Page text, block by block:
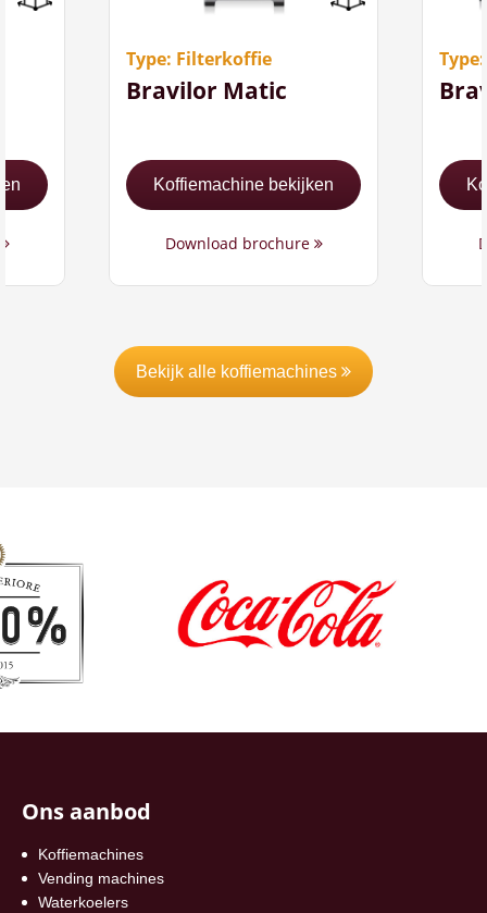
Met vaste
120 koppen koffie per
uur
Type: Filterkoffie
Bravilor Matic
Koffiemachine bekijken
Download brochure
Bekijk alle koffiemachines
Ons aanbod
Koffiemachines
Vending machines
Waterkoelers